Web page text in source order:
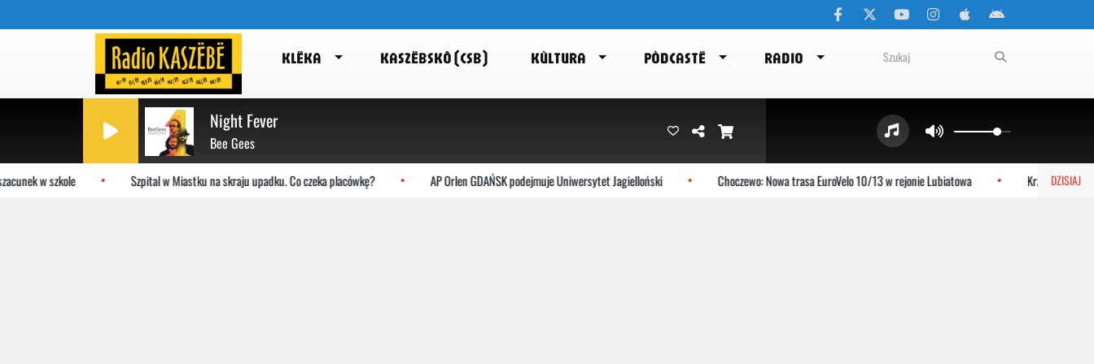
KLËKA KASZËBSKÔ (CSB) KÙLTURA PÒDCASTË RADIO
Night Fever
Bee Gees
DZISIAJ
w szkole Szpital w Miastku na skraju upadku. Co czeka placówkę? AP Orlen GDAŃSK podejmuje Uniwersytet Jagielloński Choczewo: Nowa trasa EuroVelo 10/13 w rejonie Lubiatowa Krzysztof